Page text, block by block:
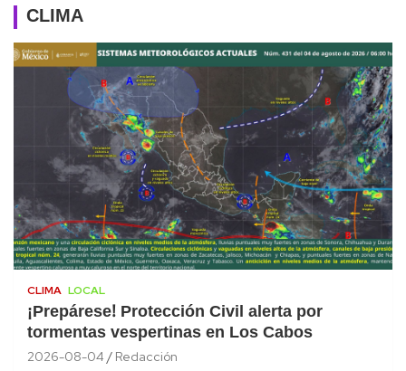
CLIMA
CLIMA LOCAL
¡Prepárese! Protección Civil alerta por
tormentas vespertinas en Los Cabos
2026-08-04 Redacción